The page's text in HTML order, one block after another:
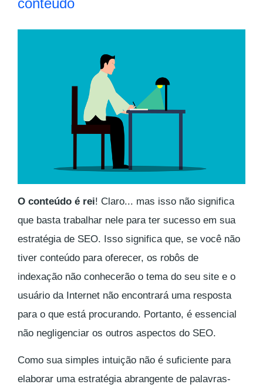
O conteúdo é rei! Claro... mas isso não significa
que basta trabalhar nele para ter sucesso em sua
estratégia de SEO. Isso significa que, se você não
tiver conteúdo para oferecer, os robôs de
indexação não conhecerão o tema do seu site e o
usuário da Internet não encontrará uma resposta
para o que está procurando. Portanto, é essencial
não negligenciar os outros aspectos do SEO.
Como sua simples intuição não é suficiente para
elaborar uma estratégia abrangente de palavras-